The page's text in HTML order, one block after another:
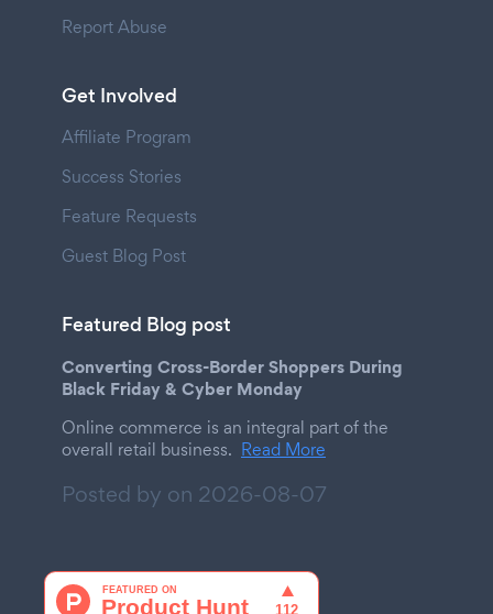
Report Abuse
Get Involved
Affiliate Program
Success Stories
Feature Requests
Guest Blog Post
Featured Blog post
Converting Cross-Border Shoppers During
Black Friday & Cyber Monday
Online commerce is an integral part of the
overall retail business. Read More
Posted by on 2026-08-07